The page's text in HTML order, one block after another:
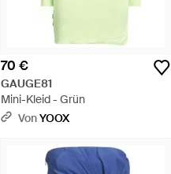
70 €
GAUGE81
Mini-Kleid - Grün
VonYOOX